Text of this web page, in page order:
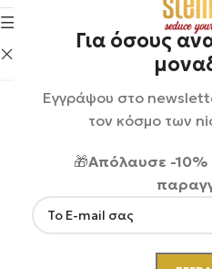
Για όσους
Εγγράψου στο
τον κόσμο των
🎁Απόλαυσε -
Εμφάνιση πλευρικής